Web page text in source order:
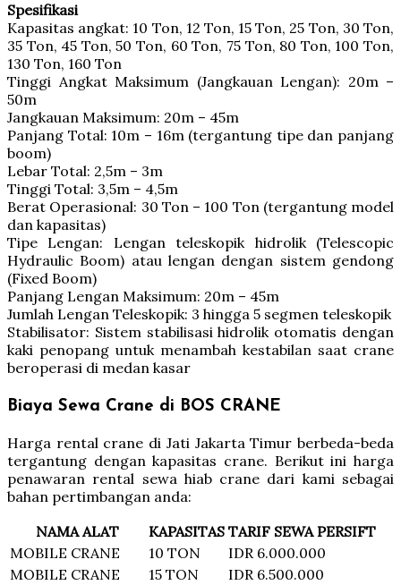
Spesifikasi
Kapasitas angkat: 10 Ton, 12 Ton, 15 Ton, 25 Ton, 30 Ton,
35 Ton, 45 Ton, 50 Ton, 60 Ton, 75 Ton, 80 Ton, 100 Ton,
130 Ton, 160 Ton
Tinggi Angkat Maksimum (Jangkauan Lengan): 20m –
50m
Jangkauan Maksimum: 20m – 45m
Panjang Total: 10m – 16m (tergantung tipe dan panjang
boom)
Lebar Total: 2,5m – 3m
Tinggi Total: 3,5m – 4,5m
Berat Operasional: 30 Ton – 100 Ton (tergantung model
dan kapasitas)
Tipe Lengan: Lengan teleskopik hidrolik (Telescopic
Hydraulic Boom) atau lengan dengan sistem gendong
(Fixed Boom)
Panjang Lengan Maksimum: 20m – 45m
Jumlah Lengan Teleskopik: 3 hingga 5 segmen teleskopik
Stabilisator: Sistem stabilisasi hidrolik otomatis dengan
kaki penopang untuk menambah kestabilan saat crane
beroperasi di medan kasar
Biaya Sewa Crane di BOS CRANE
Harga rental crane di Jati Jakarta Timur berbeda-beda
tergantung dengan kapasitas crane. Berikut ini harga
penawaran rental sewa hiab crane dari kami sebagai
bahan pertimbangan anda:
NAMA ALAT
KAPASITAS TARIF SEWA PERSIFT
MOBILE CRANE
10 TON
IDR 6.000.000
MOBILE CRANE
15 TON
IDR 6.500.000